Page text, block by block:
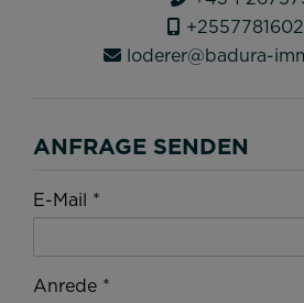
loderer@badura-
ANFRAGE SENDEN
E-Mail
Anrede